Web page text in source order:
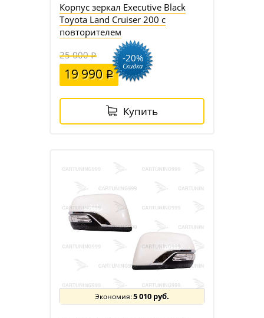
Корпус зеркал Executive Black
Toyota Land Cruiser 200 с
повторителем
25 000
19 990
-20%
Скидка
Купить
5 010 руб.